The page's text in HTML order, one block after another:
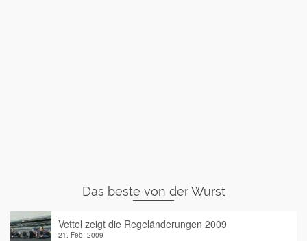
Das beste von der Wurst
Vettel zeigt die Regeländerungen 2009
21. Feb. 2009